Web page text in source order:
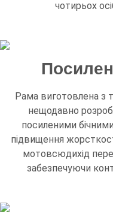
чотирьох
Рама виготовлена з
нещодавно
посиленими
підвищення
мотовсюдихід
забезпечуючи